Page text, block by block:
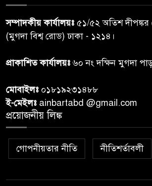
তদন্ত শেষ
৭
রাতের মধ্যে
ঝড়বৃষ্টির পূর্বাভাস
৮
প্রধানমন্ত্রীর
উপহার
৯
২০ আগস্ট
১০
সম্পাদকীয় কার্যালয়ঃ ৫১/৫২ অতিশ দীপঙ্কর
(মুগদা বিশ্ব রোড) ঢাকা - ১২১৪।
প্রাকাশিত কার্যালয়ঃ৬০ নং দক্ষিন মুগদা
মোবাইলঃ ০১৮১৯২৩১৪৮৮
ই-মেইলঃ ainbartabd @gmail.com
প্রয়োজনীয় লিঙ্ক
গোপনীয়তার নীতি নীতিশর্তাবলী